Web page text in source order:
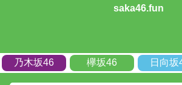
saka46.fun
乃木坂46 欅坂46 日向坂